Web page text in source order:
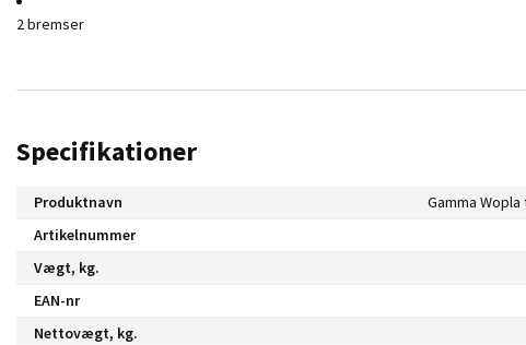
2 bremser
Specifikationer
Produktnavn
Artikelnummer
Vægt, kg.
EAN-nr
Nettovægt, kg.